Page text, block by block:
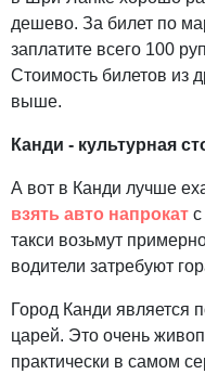
дешево. За билет по
заплатите всего 100
Стоимость билетов из
выше.
Канди - культурная
А вот в Канди лучше
взять авто напрокат
такси возьмут
водители затребуют
Город Канди является
царей. Это очень
практически в самом